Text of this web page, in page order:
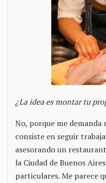
¿La idea es montar tu
No, porque me demanda
consiste en seguir
asesorando un
la Ciudad de Buenos
particulares. Me parece